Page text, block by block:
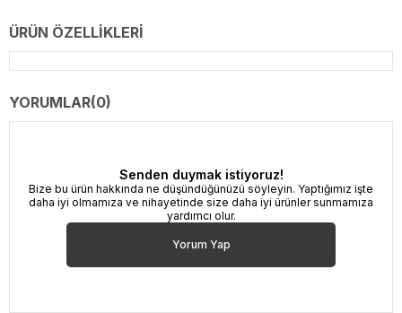
ÜRÜN ÖZELLIKLERI
YORUMLAR(0)
Senden duymak istiyoruz!
Bize bu ürün hakkında ne düşündüğünüzü söyleyin. Yaptığımız işte
daha iyi olmamıza ve nihayetinde size daha iyi ürünler sunmamıza
yardımcı olur.
Yorum Yap